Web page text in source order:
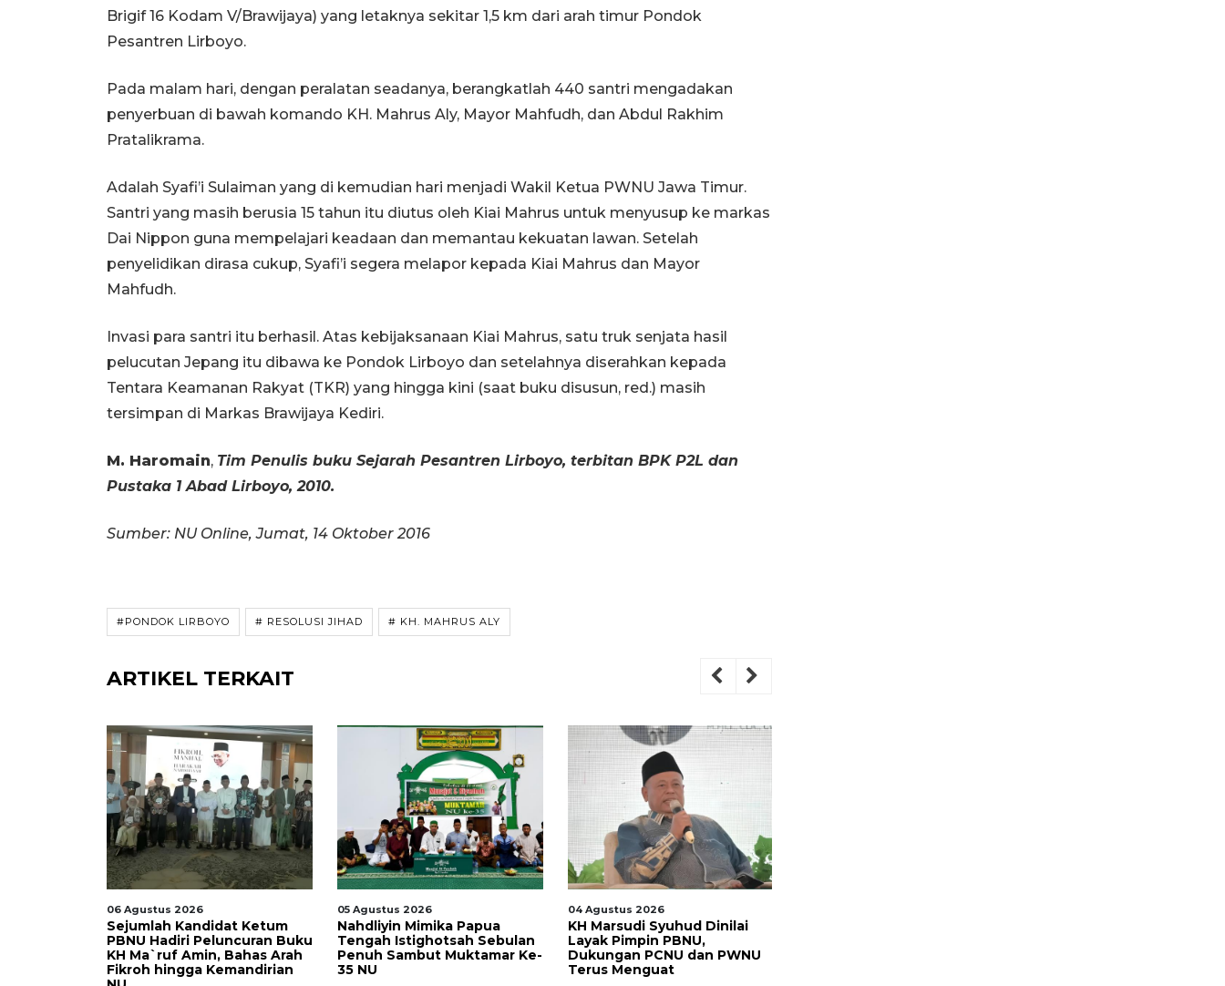
Brigif 16 Kodam V/Brawijaya) yang letaknya sekitar 1,5 km dari arah timur Pondok
Pesantren Lirboyo.
Pada malam hari, dengan peralatan seadanya, berangkatlah 440 santri mengadakan
penyerbuan di bawah komando KH. Mahrus Aly, Mayor Mahfudh, dan Abdul Rakhim
Pratalikrama.
Adalah Syafi’i Sulaiman yang di kemudian hari menjadi Wakil Ketua PWNU Jawa Timur.
Santri yang masih berusia 15 tahun itu diutus oleh Kiai Mahrus untuk menyusup ke markas
Dai Nippon guna mempelajari keadaan dan memantau kekuatan lawan. Setelah
penyelidikan dirasa cukup, Syafi’i segera melapor kepada Kiai Mahrus dan Mayor
Mahfudh.
Invasi para santri itu berhasil. Atas kebijaksanaan Kiai Mahrus, satu truk senjata hasil
pelucutan Jepang itu dibawa ke Pondok Lirboyo dan setelahnya diserahkan kepada
Tentara Keamanan Rakyat (TKR) yang hingga kini (saat buku disusun, red.) masih
tersimpan di Markas Brawijaya Kediri.
M. Haromain, Tim Penulis buku Sejarah Pesantren Lirboyo, terbitan BPK P2L dan
Pustaka 1 Abad Lirboyo, 2010.
Sumber: NU Online, Jumat, 14 Oktober 2016
#PONDOK LIRBOYO # RESOLUSI JIHAD # KH. MAHRUS ALY
ARTIKEL TERKAIT
06 Agustus 2026
Sejumlah Kandidat Ketum
PBNU Hadiri Peluncuran Buku
KH Ma`ruf Amin, Bahas Arah
Fikroh hingga Kemandirian
05 Agustus 2026
Nahdliyin Mimika Papua
Tengah Istighotsah Sebulan
Penuh Sambut Muktamar Ke-
35 NU
04 Agustus 2026
KH Marsudi Syuhud Dinilai
Layak Pimpin PBNU,
Dukungan PCNU dan PWNU
Terus Menguat